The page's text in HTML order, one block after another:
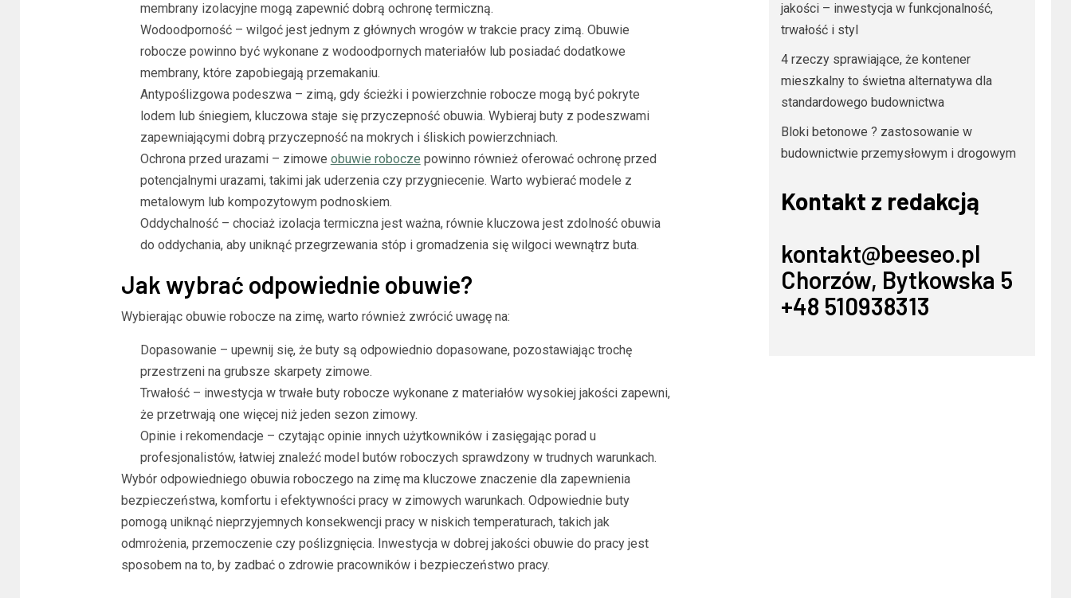
membrany izolacyjne mogą zapewnić dobrą ochronę termiczną.
Wodoodporność – wilgoć jest jednym z głównych wrogów w trakcie pracy zimą. Obuwie
robocze powinno być wykonane z wodoodpornych materiałów lub posiadać dodatkowe
membrany, które zapobiegają przemakaniu.
Antypoślizgowa podeszwa – zimą, gdy ścieżki i powierzchnie robocze mogą być pokryte
lodem lub śniegiem, kluczowa staje się przyczepność obuwia. Wybieraj buty z podeszwami
zapewniającymi dobrą przyczepność na mokrych i śliskich powierzchniach.
Ochrona przed urazami – zimowe obuwie robocze powinno również oferować ochronę przed
potencjalnymi urazami, takimi jak uderzenia czy przygniecenie. Warto wybierać modele z
metalowym lub kompozytowym podnoskiem.
Oddychalność – chociaż izolacja termiczna jest ważna, równie kluczowa jest zdolność obuwia
do oddychania, aby uniknąć przegrzewania stóp i gromadzenia się wilgoci wewnątrz buta.
Jak wybrać odpowiednie obuwie?
Wybierając obuwie robocze na zimę, warto również zwrócić uwagę na:
Dopasowanie – upewnij się, że buty są odpowiednio dopasowane, pozostawiając trochę
przestrzeni na grubsze skarpety zimowe.
Trwałość – inwestycja w trwałe buty robocze wykonane z materiałów wysokiej jakości zapewni,
że przetrwają one więcej niż jeden sezon zimowy.
Opinie i rekomendacje – czytając opinie innych użytkowników i zasięgając porad u
profesjonalistów, łatwiej znaleźć model butów roboczych sprawdzony w trudnych warunkach.
Wybór odpowiedniego obuwia roboczego na zimę ma kluczowe znaczenie dla zapewnienia
bezpieczeństwa, komfortu i efektywności pracy w zimowych warunkach. Odpowiednie buty
pomogą uniknąć nieprzyjemnych konsekwencji pracy w niskich temperaturach, takich jak
odmrożenia, przemoczenie czy poślizgnięcia. Inwestycja w dobrej jakości obuwie do pracy jest
sposobem na to, by zadbać o zdrowie pracowników i bezpieczeństwo pracy.
jakości – inwestycja w funkcjonalność,
trwałość i styl
4 rzeczy sprawiające, że kontener
mieszkalny to świetna alternatywa dla
standardowego budownictwa
Bloki betonowe ? zastosowanie w
budownictwie przemysłowym i drogowym
Kontakt z redakcją
kontakt@beeseo.pl
Chorzów, Bytkowska 5
+48 510938313